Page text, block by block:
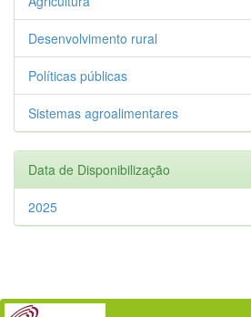
Desenvolvimento rural
Políticas públicas
Sistemas agroalimentares
Data de Disponibilização
2025